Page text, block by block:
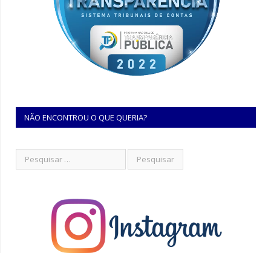
NÃO ENCONTROU O QUE QUERIA?